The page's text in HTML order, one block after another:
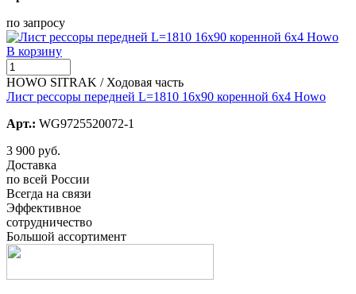
по запросу
В корзину
HOWO SITRAK / Ходовая часть
Лист рессоры передней L=1810 16х90 коренной 6х4 Howo
Арт.: WG9725520072-1
3 900 руб.
Доставка
по всей России
Всегда на связи
Эффективное
сотрудничество
Большой ассортимент